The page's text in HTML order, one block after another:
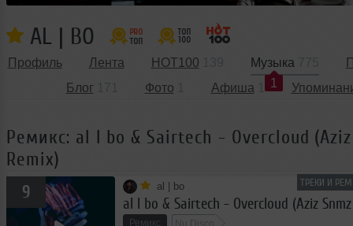
AL | BO
Профиль Лента HOT100
Музыка
1
Блог
Фото Афиша
Ремикс: al l bo & Sairtech - Overcloud (Aziz
Remix)
ТРЕКИ И
9 al | bo
al l bo & Sairtech - Overcloud (Aziz
Ремикс Nu Disco